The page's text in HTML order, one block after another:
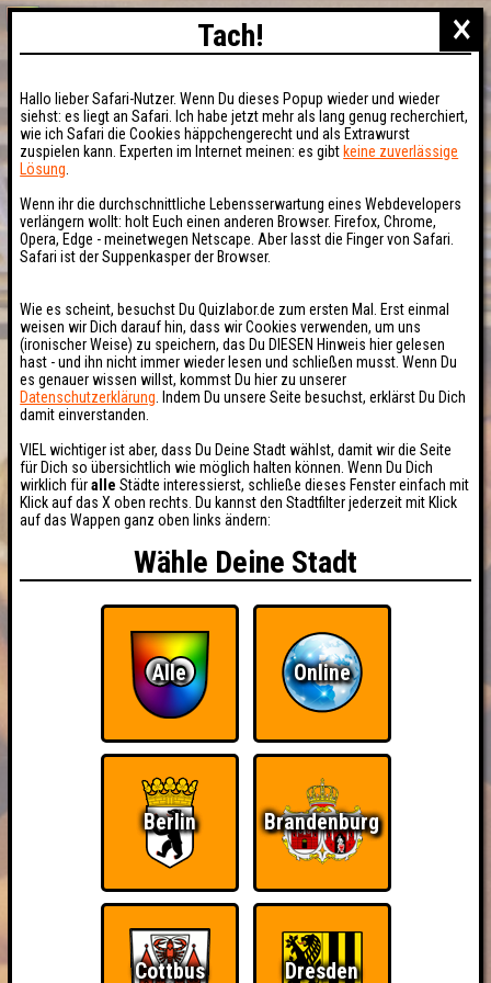
×
Tach!
Hallo lieber Safari-Nutzer. Wenn Du dieses Popup wieder und wieder
siehst: es liegt an Safari. Ich habe jetzt mehr als lang genug recherchiert,
wie ich Safari die Cookies häppchengerecht und als Extrawurst
zuspielen kann. Experten im Internet meinen: es gibt keine zuverlässige
Lösung
Wenn ihr die durchschnittliche Lebensserwartung eines Webdevelopers
verlängern wollt: holt Euch einen anderen Browser. Firefox, Chrome,
Opera, Edge - meinetwegen Netscape. Aber lasst die Finger von Safari.
Safari ist der Suppenkasper der Browser.
Wie es scheint, besuchst Du Quizlabor.de zum ersten Mal. Erst einmal
weisen wir Dich darauf hin, dass wir Cookies verwenden, um uns
(ironischer Weise) zu speichern, das Du DIESEN Hinweis hier gelesen
hast - und ihn nicht immer wieder lesen und schließen musst. Wenn Du
es genauer wissen willst, kommst Du hier zu unserer
Datenschutzerklärung . Indem Du unsere Seite besuchst, erklärst Du Dich
damit einverstanden.
VIEL wichtiger ist aber, dass Du Deine Stadt wählst, damit wir die Seite
für Dich so übersichtlich wie möglich halten können. Wenn Du Dich
wirklich füralle Städte interessierst, schließe dieses Fenster einfach mit
Klick auf das X oben rechts. Du kannst den Stadtfilter jederzeit mit Klick
auf das Wappen ganz oben links ändern:
Wähle Deine Stadt
Alle Online
Berlin Brandenburg
Cottbus Dresden